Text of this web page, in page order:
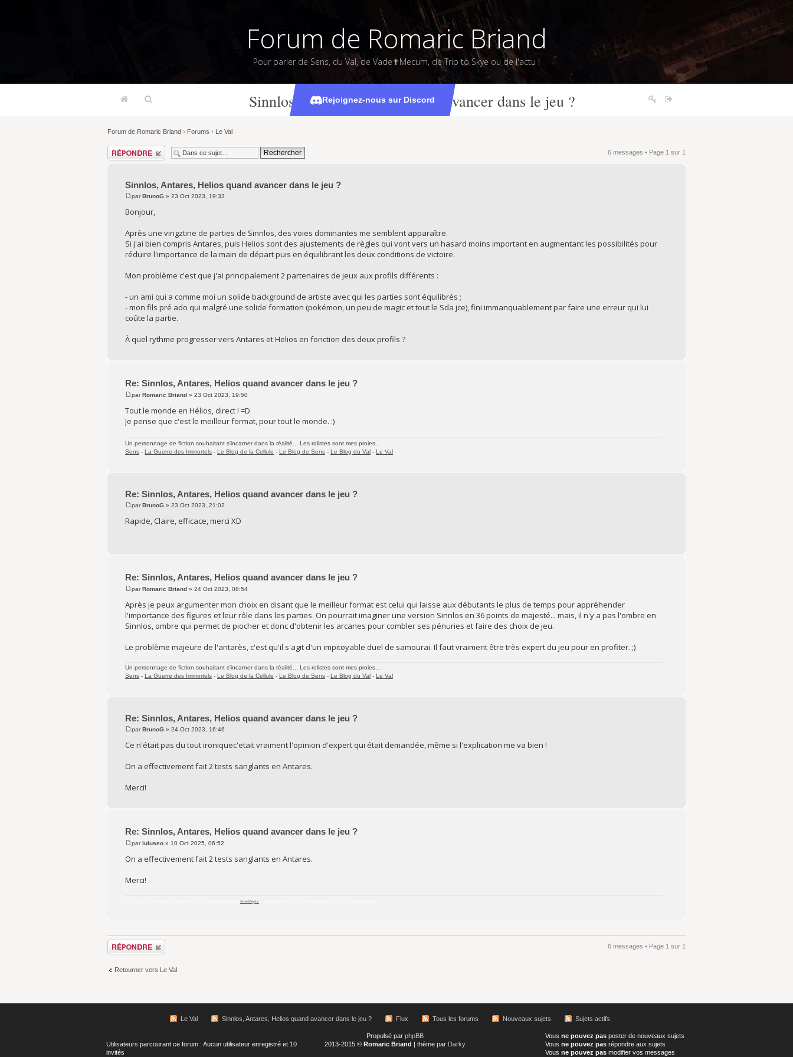
Forum de Romaric Briand
Pour parler de Sens, du Val, de Vade✝Mecum, de Trip to Skye ou de l'actu !
Rejoignez-nous sur Discord
Sinnlos, Antares, Helios quand avancer dans le jeu ?
Forum de Romaric Briand › Forums › Le Val
Répondre 6 messages • Page 1 sur 1
Sinnlos, Antares, Helios quand avancer dans le jeu ?
parBrunoG » 23 Oct 2023, 19:33
Bonjour,
Après une vingztine de parties de Sinnlos, des voies dominantes me semblent apparaître.
Si j'ai bien compris Antares, puis Helios sont des ajustements de règles qui vont vers un hasard moins important en augmentant les possibilités pour
réduire l'importance de la main de départ puis en équilibrant les deux conditions de victoire.
Mon problème c'est que j'ai principalement 2 partenaires de jeux aux profils différents :
- un ami qui a comme moi un solide background de artiste avec qui les parties sont équilibrés ;
- mon fils pré ado qui malgré une solide formation (pokémon, un peu de magic et tout le Sda jce), fini immanquablement par faire une erreur qui lui
coûte la partie.
À quel rythme progresser vers Antares et Helios en fonction des deux profils ?
Re: Sinnlos, Antares, Helios quand avancer dans le jeu ?
parRomaric Briand » 23 Oct 2023, 19:50
Tout le monde en Hélios, direct ! =D
Je pense que c'est le meilleur format, pour tout le monde. :)
Un personnage de fiction souhaitant s'incarner dans la réalité... Les rolistes sont mes proies...
Sens - La Guerre des Immortels - Le Blog de la Cellule - Le Blog de Sens - Le Blog du Val - Le Val
Re: Sinnlos, Antares, Helios quand avancer dans le jeu ?
parBrunoG » 23 Oct 2023, 21:02
Rapide, Claire, efficace, merci XD
Re: Sinnlos, Antares, Helios quand avancer dans le jeu ?
parRomaric Briand » 24 Oct 2023, 08:54
Après je peux argumenter mon choix en disant que le meilleur format est celui qui laisse aux débutants le plus de temps pour appréhender
l'importance des figures et leur rôle dans les parties. On pourrait imaginer une version Sinnlos en 36 points de majesté... mais, il n'y a pas l'ombre en
Sinnlos, ombre qui permet de piocher et donc d'obtenir les arcanes pour combler ses pénuries et faire des choix de jeu.
Le problème majeure de l'antarès, c'est qu'il s'agit d'un impitoyable duel de samourai. Il faut vraiment être très expert du jeu pour en profiter. ;)
Un personnage de fiction souhaitant s'incarner dans la réalité... Les rolistes sont mes proies...
Sens - La Guerre des Immortels - Le Blog de la Cellule - Le Blog de Sens - Le Blog du Val - Le Val
Re: Sinnlos, Antares, Helios quand avancer dans le jeu ?
parBrunoG » 24 Oct 2023, 16:46
Ce n'était pas du tout ironiquec'etait vraiment l'opinion d'expert qui était demandée, même si l'explication me va bien !
On a effectivement fait 2 tests sanglants en Antares.
Merci!
Re: Sinnlos, Antares, Helios quand avancer dans le jeu ?
parluluseo » 10 Oct 2025, 06:52
On a effectivement fait 2 tests sanglants en Antares.
Merci!
Sante360plus
Répondre 6 messages • Page 1 sur 1
Retourner vers Le Val
Le Val Sinnlos, Antares, Helios quand avancer dans le jeu ? Flux Tous les forums Nouveaux sujets Sujets actifs
Utilisateurs parcourant ce forum : Aucun utilisateur enregistré et 10
invités
Vous ne pouvez pasposter de nouveaux sujets
Vous ne pouvez pasrépondre aux sujets
Vous ne pouvez pasmodifier vos messages
Propulsé par phpBB
2013-2015 © Romaric Briand | thème par Darky